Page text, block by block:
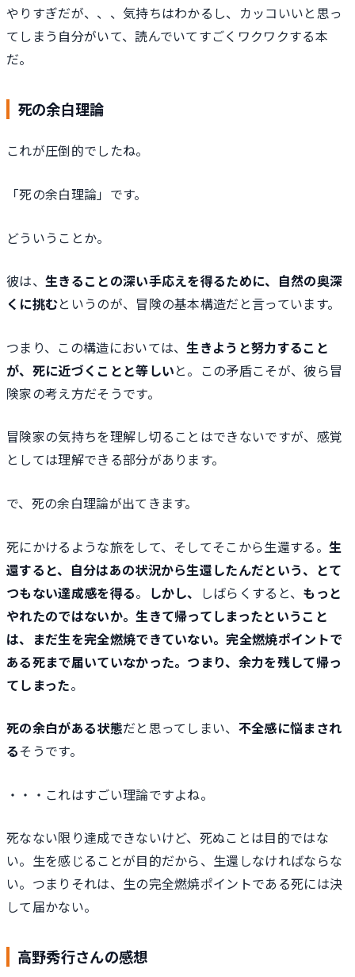
やりすぎだが、、、気持ちはわかるし、カッコいいと思っ
てしまう自分がいて、読んでいてすごくワクワクする本
だ。
死の余白理論
これが圧倒的でしたね。
「死の余白理論」です。
どういうことか。
彼は、 生きることの深い手応えを得るために、自然の奥深
くに挑むというのが、冒険の基本構造だと言っています。
つまり、この構造においては、生きようと努力すること
が、死に近づくことと等しいと。この矛盾こそが、彼ら冒
険家の考え方だそうです。
冒険家の気持ちを理解し切ることはできないですが、感覚
としては理解できる部分があります。
で、死の余白理論が出てきます。
死にかけるような旅をして、そしてそこから生還する。生
還すると、自分はあの状況から生還したんだという、とて
つもない達成感を得る。 しかし、 しばらくすると、 もっと
やれたのではないか。生きて帰ってしまったということ
は、まだ生を完全燃焼できていない。完全燃焼ポイントで
ある死まで届いていなかった。つまり、余力を残して帰っ
てしまった。
死の余白がある状態だと思ってしまい、 不全感に悩まされ
るそうです。
・・・これはすごい理論ですよね。
死なない限り達成できないけど、死ぬことは目的ではな
い。生を感じることが目的だから、生還しなければならな
い。つまりそれは、生の完全燃焼ポイントである死には決
して届かない。
高野秀行さんの感想